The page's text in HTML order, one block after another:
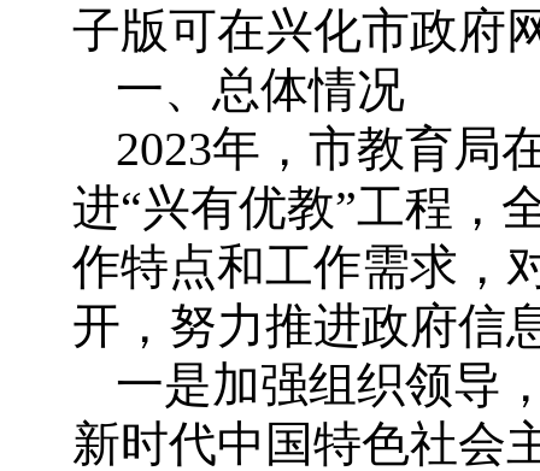
子版可在兴化市政府
一、总体情况
2023年，市教育局
进“兴有优教”工程，
作特点和工作需求，
开，努力推进政府信
一是加强组织领导
新时代中国特色社会